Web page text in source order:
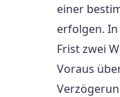
einer
erfolgen.
Frist zwei
Voraus